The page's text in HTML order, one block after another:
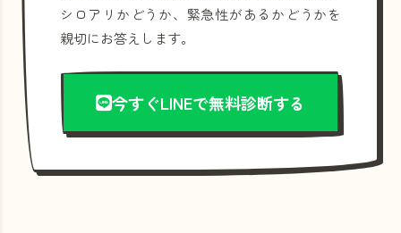
シロアリかどうか、緊急性があるかどうかを
親切にお答えします。
今すぐLINEで無料診断する